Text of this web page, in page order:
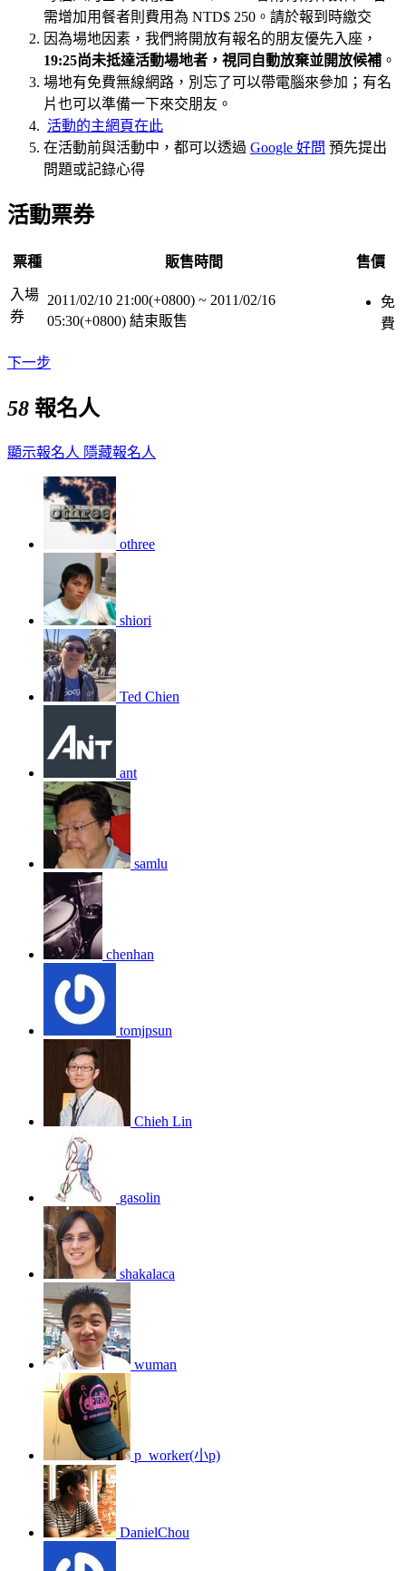
需增加用餐者則費用為 NTD$ 250。請於報到時繳交
因為場地因素，我們將開放有報名的朋友優先入座，
19:25尚未抵達活動場地者，視同自動放棄並開放候補 。
場地有免費無線網路，別忘了可以帶電腦來參加；有名
片也可以準備一下來交朋友。
活動的主網頁在此
在活動前與活動中，都可以透過 Google 好問 預先提出
問題或記錄心得
活動票券
票種 販售時間 售價
入場
券
2011/02/10 21:00(+0800) ~ 2011/02/16
05:30(+0800) 結束販售
免
費
下一步
58 報名人
顯示報名人 隱藏報名人
othree
shiori
Ted Chien
ant
samlu
chenhan
tomjpsun
Chieh Lin
gasolin
shakalaca
wuman
p_worker(小p)
DanielChou